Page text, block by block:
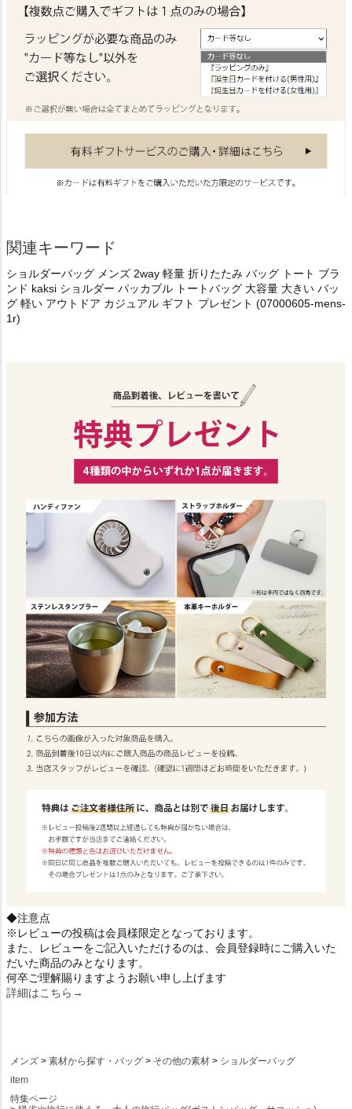
関連キーワード
ショルダーバッグ メンズ 2way 軽量 折りたたみ バッグ トート ブラ
ンド kaksi ショルダー パッカブル トートバッグ 大容量 大きい バッ
グ 軽い アウトドア カジュアル ギフト プレゼント (07000605-mens-
1r)
◆注意点
※レビューの投稿は会員様限定となっております。
また、レビューをご記入いただけるのは、会員登録時にご購入いた
だいた商品のみとなります。
何卒ご理解賜りますようお願い申し上げます
詳細はこちら→
メンズ 素材から探す・バッグ その他の素材
ショルダーバッグ
item
特集ページ